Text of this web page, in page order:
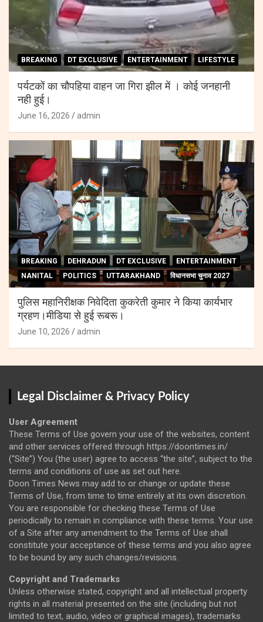
BREAKING DT EXCLUSIVE ENTERTAINMENT LIFESTYLE
पर्यटकों का चौपहिया वाहन जा गिरा झील में । कोई जनहानी
नही हुई।
June 16, 2026 admin
BREAKING DEHRADUN DT EXCLUSIVE
ENTERTAINMENT
NANITAL
POLITICS UTTARAKHAND विधानसभा चुनाव 2027
पुलिस महानिरीक्षक निवेदिता कुकरेती कुमार ने किया कार्यभार
ग्रहण।मीडिया से हुई रूबरू।
June 10, 2026 admin
Legal Disclaimer & Privacy Policy
User Agreement
These Terms of Use govern your use of the websites, content
and other services offered through https://doontimes.in/
(“Site”) You (the user) agree to access “the site”, subject to the
terms and conditions of use as set out here.
Doon Times News may add to or change or update these
Terms of Use, from time to time entirely at its own discretion.
You are responsible for checking these Terms of Use
periodically to remain in compliance with these terms. Your use
of a Site after any amendment to the Terms of Use shall
constitute your acceptance of these terms and you also agree
to be bound by any such changes/revisions.
Copyright and Trademarks
Unless otherwise stated, copyright and all intellectual property
rights in all material presented on the site (including but not
limited to text, audio, video or graphical images), trademarks